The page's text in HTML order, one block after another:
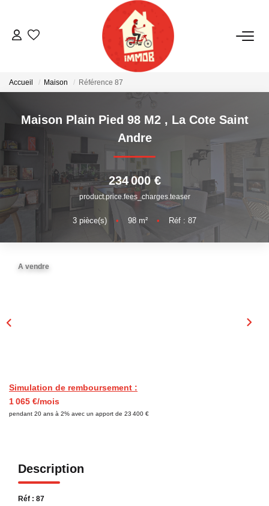
ACHETER
BIENS VENDUS
ESTIMER
NOTRE AGENCE
Qui Sommes-Nous
Notre Équipe
Nous Rejoindre
Accueil Maison Référence 87
Maison Plain Pied 98 M2 , La Cote Saint
Andre
234 000 €
product.price.fees_charges.teaser
3 pièce(s) • 98 m² • Réf : 87
A vendre
Simulation de remboursement :
1 065 €/mois
pendant 20 ans à 2% avec un apport de 23 400 €
Description
Réf : 87